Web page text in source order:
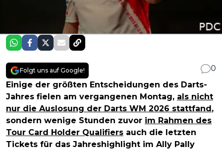
Folgt uns auf Google!
0
Einige der größten Entscheidungen des Darts-
Jahres fielen am vergangenen Montag, als nicht
nur die Auslosung der Darts WM 2026 stattfand ,
sondern wenige Stunden zuvor im Rahmen des
Tour Card Holder Qualifiers auch die letzten
Tickets für das Jahreshighlight im Ally Pally